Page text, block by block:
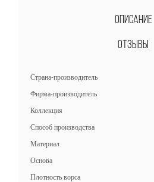
Описание
Отзывы
Страна-производитель
Фирма-производитель
Коллекция
Способ производства
Материал
Основа
Плотность ворса